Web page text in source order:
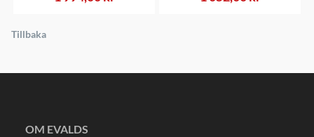
Tillbaka
OM EVALDS